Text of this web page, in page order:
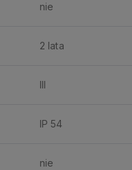
nie
2 lata
III
IP 54
nie